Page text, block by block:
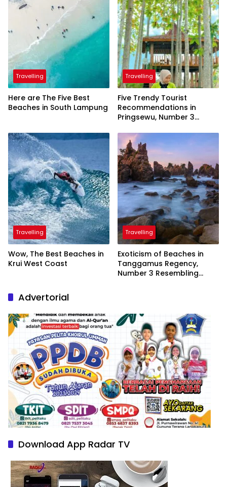
Travelling
Here are The Five Best
Beaches in South Lampung
Travelling
Five Trendy Tourist
Recommendations in
Pringsewu, Number 3
President
Travelling
Wow, The Best Beaches in
Krui West Coast
Travelling
Exoticism of Beaches in
Tanggamus Regency,
Number 3 Resembling
Advertorial
Download App Radar TV